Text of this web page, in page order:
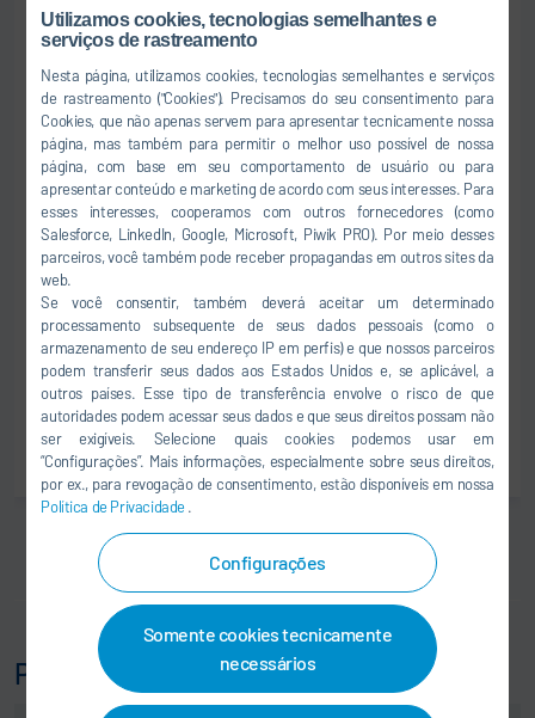
Utilizamos cookies, tecnologias semelhantes e
serviços de rastreamento
Nesta página, utilizamos cookies, tecnologias semelhantes e serviços
de rastreamento ("Cookies"). Precisamos do seu consentimento para
Cookies, que não apenas servem para apresentar tecnicamente nossa
página, mas também para permitir o melhor uso possível de nossa
página, com base em seu comportamento de usuário ou para
apresentar conteúdo e marketing de acordo com seus interesses. Para
esses interesses, cooperamos com outros fornecedores (como
Salesforce, LinkedIn, Google, Microsoft, Piwik PRO). Por meio desses
parceiros, você também pode receber propagandas em outros sites da
web.
Se você consentir, também deverá aceitar um determinado
processamento subsequente de seus dados pessoais (como o
armazenamento de seu endereço IP em perfis) e que nossos parceiros
podem transferir seus dados aos Estados Unidos e, se aplicável, a
outros países. Esse tipo de transferência envolve o risco de que
autoridades podem acessar seus dados e que seus direitos possam não
ser exigíveis. Selecione quais cookies podemos usar em
“Configurações”. Mais informações, especialmente sobre seus direitos,
por ex., para revogação de consentimento, estão disponíveis em nossa
Política de Privacidade .
Configurações
Somente cookies tecnicamente
necessários
Integração
Boas-vindas ao Pure Passioneering - Desejamos
tornar o seu ingresso na Dürr o mais bem-sucedido
possível. Aproveite os nossos comprovados
treinamentos Onboarding para um início bem-
sucedido.
People Development